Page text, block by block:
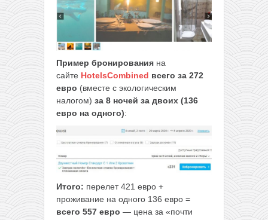
Пример бронирования на
сайте HotelsCombined всего за 272
евро (вместе с экологическим
налогом) за 8 ночей за двоих (136
евро на одного):
Итого: перелет 421 евро +
проживание на одного 136 евро =
всего 557 евро — цена за «почти